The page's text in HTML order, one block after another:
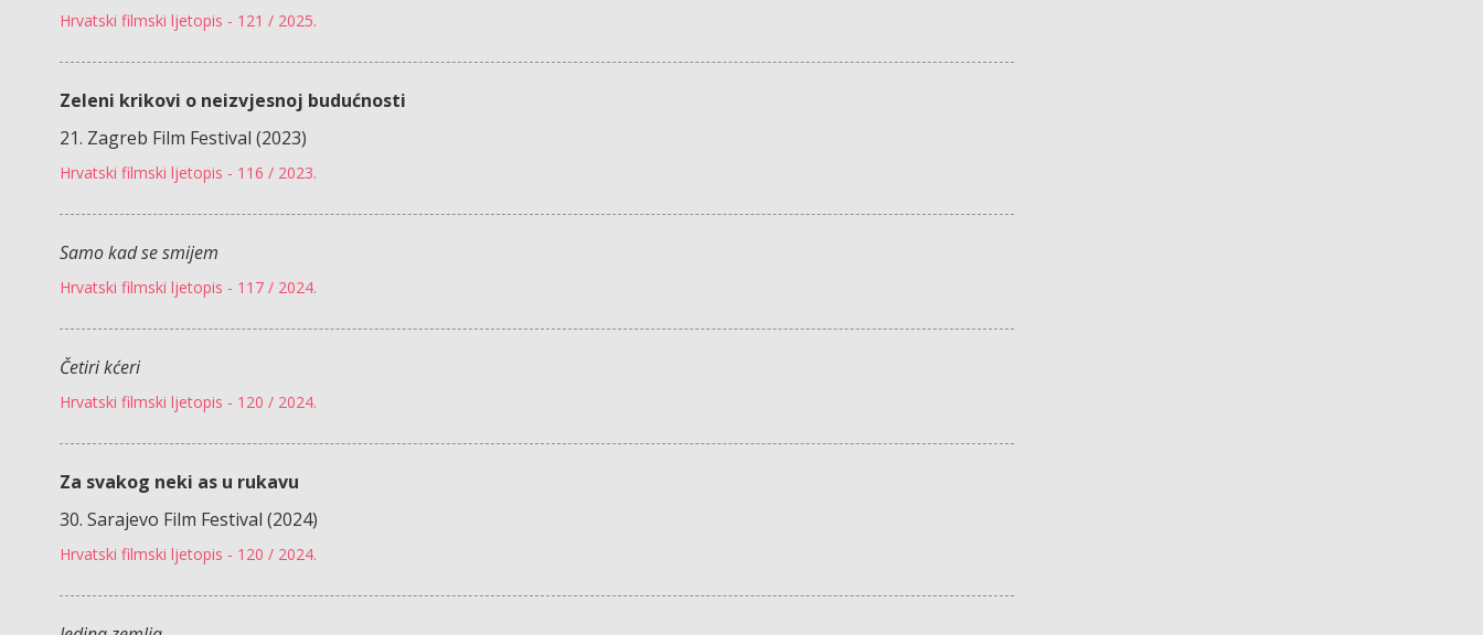
Hrvatski filmski ljetopis - 121 / 2025.
Zeleni krikovi o neizvjesnoj budućnosti
21. Zagreb Film Festival (2023)
Hrvatski filmski ljetopis - 116 / 2023.
Samo kad se smijem
Hrvatski filmski ljetopis - 117 / 2024.
Četiri kćeri
Hrvatski filmski ljetopis - 120 / 2024.
Za svakog neki as u rukavu
30. Sarajevo Film Festival (2024)
Hrvatski filmski ljetopis - 120 / 2024.